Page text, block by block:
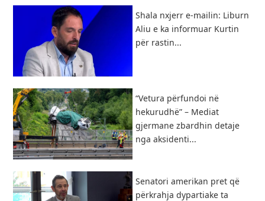
Shala nxjerr e-mailin: Liburn
Aliu e ka informuar Kurtin
për rastin...
“Vetura përfundoi në
hekurudhë” – Mediat
gjermane zbardhin detaje
nga aksidenti...
Senatori amerikan pret që
përkrahja dypartiake ta